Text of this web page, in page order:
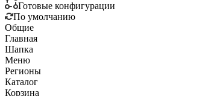
Готовые конфигурации
По умолчанию
Общие
Главная
Шапка
Меню
Регионы
Каталог
Корзина